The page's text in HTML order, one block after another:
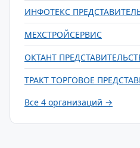
ИНФОТЕКС
МЕХСТРОЙСЕРВИС
ОКТАНТ
ТРАКТ ТОРГОВОЕ
Все 4 организаций →